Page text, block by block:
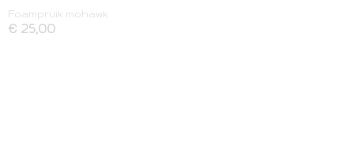
Foampruik mohawk
€ 25,00